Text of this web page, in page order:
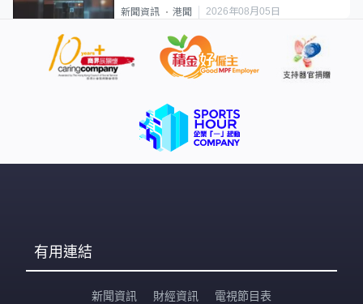
新聞資訊 港聞 2026年08月05日
有用連結
新聞資訊 財經資訊 電視節目表